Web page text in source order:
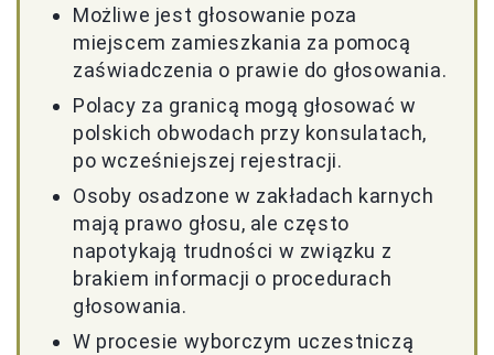
Możliwe jest głosowanie poza
miejscem zamieszkania za pomocą
zaświadczenia o prawie do głosowania.
Polacy za granicą mogą głosować w
polskich obwodach przy konsulatach,
po wcześniejszej rejestracji.
Osoby osadzone w zakładach karnych
mają prawo głosu, ale często
napotykają trudności w związku z
brakiem informacji o procedurach
głosowania.
W procesie wyborczym uczestniczą